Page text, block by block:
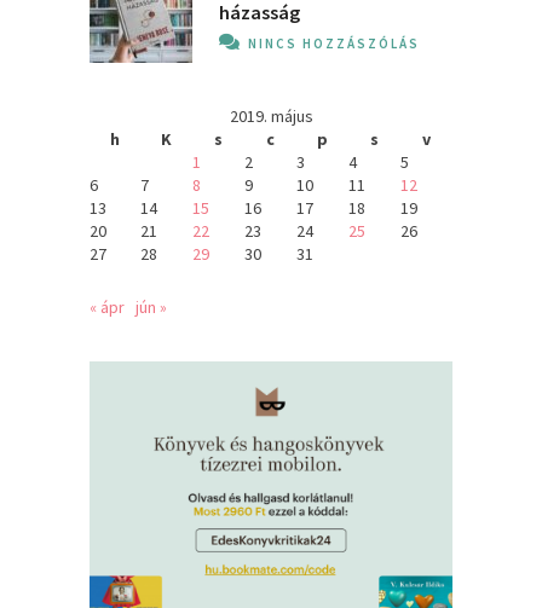
házasság
NINCS HOZZÁSZÓLÁS
2019. május
h
K s c p s
v
1
2 3 4
5
6
7 8 9 10 11
12
13
14 15 16 17 18
19
20
21 22 23 24 25
26
27
28 29 30 31
« ápr jún »